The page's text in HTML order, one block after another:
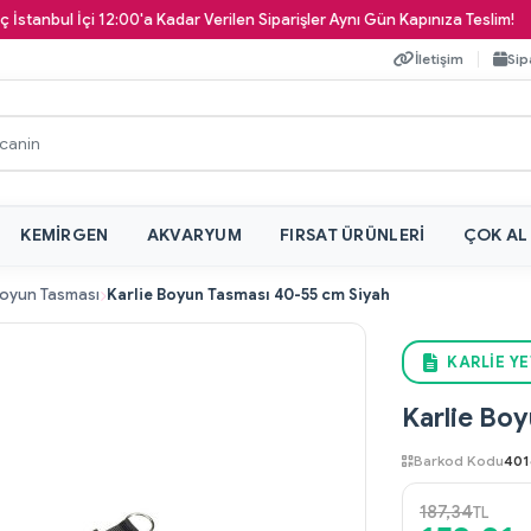
İçi 12:00'a Kadar Verilen Siparişler Aynı Gün Kapınıza Teslim!
İletişim
KEMIRGEN AKVARYUM FIRSAT ÜRÜNLERI ÇOK
Tasması Karlie Boyun Tasması 40-55 cm Siyah
KARLIE
Karlie
Barkod Kodu
187,34TL